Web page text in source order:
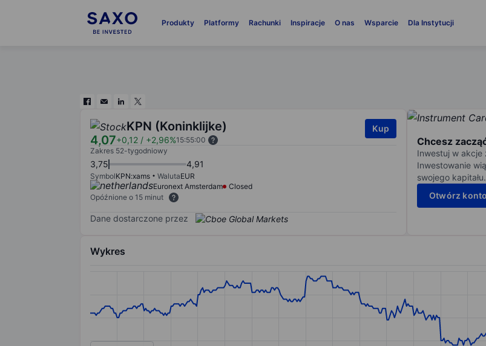
Produkty Platformy Rachunki Inspiracje O nas Wsparcie Dla Instytucji
KPN (Koninklijke)
4,07+0,12 / +2,96%15:55:00
Kup
Zakres 52-tygodniowy
3,75 4,91
SymbolKPN:xams WalutaEUR
Euronext Amsterdam
Closed
Opóźnione o 15 minut
Dane dostarczone przez
Chcesz
Inwestuj w akcje
Inwestowanie
swojego kapitału.
Otwórz konto
Wykres
Line chart with 414 data points.
The chart has 1 X axis displaying categories.